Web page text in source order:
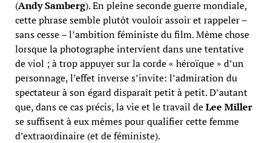
(Andy Samberg). En pleine seconde guerre mondiale,
cette phrase semble plutôt vouloir assoir et rappeler –
sans cesse – l’ambition féministe du film. Même chose
lorsque la photographe intervient dans une tentative
de viol ; à trop appuyer sur la corde « héroïque » d’un
personnage, l’effet inverse s’invite: l’admiration du
spectateur à son égard disparaît petit à petit. D’autant
que, dans ce cas précis, la vie et le travail deLee Miller
se suffisent à eux mêmes pour qualifier cette femme
d’extraordinaire (et de féministe).